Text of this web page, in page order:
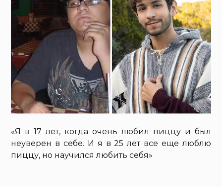
«Я в 17 лет, когда очень любил пиццу и был
неуверен в себе. И я в 25 лет все еще люблю
пиццу, но научился любить себя»